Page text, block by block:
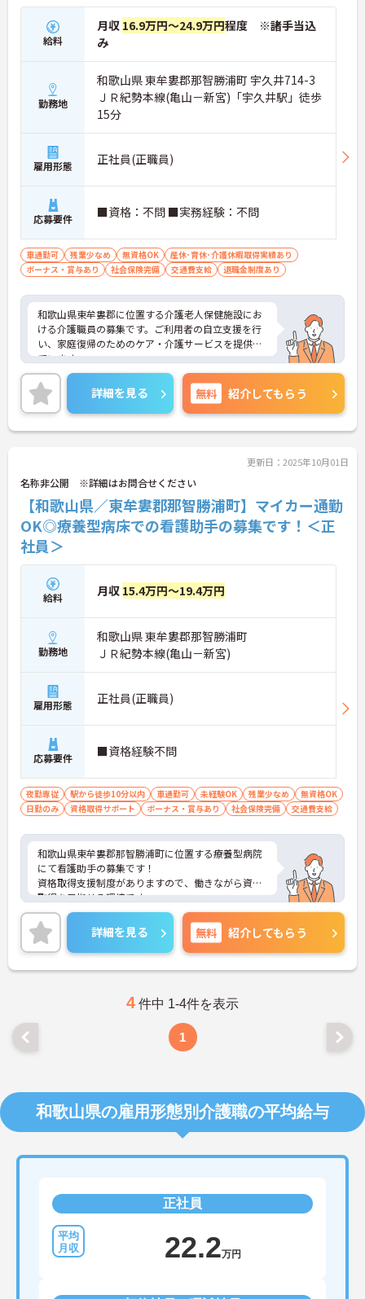
給料
月収 16.9万円～24.9万円程度 ※諸手当込
み
勤務地
和歌山県 東牟婁郡那智勝浦町 宇久井714-3
ＪＲ紀勢本線(亀山－新宮)「宇久井駅」徒歩
15分
雇用形態 正社員(正職員)
応募要件 ■資格：不問 ■実務経験：不問
車通勤可 残業少なめ 無資格OK
産休･育休･介護休暇取得実績あり
ボーナス・賞与あり
社会保険完備 交通費支給 退職金制度あり
和歌山県東牟婁郡に位置する介護老人保健施設にお
ける介護職員の募集です。ご利用者の自立支援を行
い、家庭復帰のためのケア・介護サービスを提供し
ています。
残業は月平均3時間程度なので、ワークライフバラ
ンスを保ちながらご勤務いただけます。
ご興味のある方には、面接対策ポイントなど、さら
に詳細をお話しいたしますのでお気軽にご相談くだ
さい！
詳細を見る 無料 紹介してもらう
更新日：2025年10月01日
名称非公開 ※詳細はお問合せください
【和歌山県／東牟婁郡那智勝浦町】マイカー通勤
OK◎療養型病床での看護助手の募集です！＜正
社員＞
給料 月収 15.4万円～19.4万円
勤務地
和歌山県 東牟婁郡那智勝浦町
ＪＲ紀勢本線(亀山－新宮)
雇用形態 正社員(正職員)
応募要件 ■資格経験不問
夜勤専従 駅から徒歩10分以内 車通勤可 未経験OK 残業少なめ
無資格OK
日勤のみ
資格取得サポート ボーナス・賞与あり 社会保険完備 交通費支給
和歌山県東牟婁郡那智勝浦町に位置する療養型病院
にて看護助手の募集です！
資格取得支援制度がありますので、働きながら資格
取得を目指せる環境です。
各種手当が充実しており、昇給・賞与の支給実績が
あるのも嬉しいポイントです。
ご興味ある方には、面接対策ポイントなど、さらに
詳細をお話しいたしますのでお気軽にご相談くださ
い！
詳細を見る 無料 紹介してもらう
4 件中 1-4件を表示
1
和歌山県の雇用形態別介護職の平均給与
正社員
22.2万円